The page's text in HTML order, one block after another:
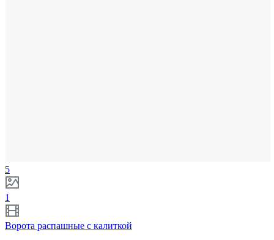
5
1
Ворота распашные с калиткой